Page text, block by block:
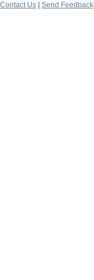
Contact Us
Send Feedback